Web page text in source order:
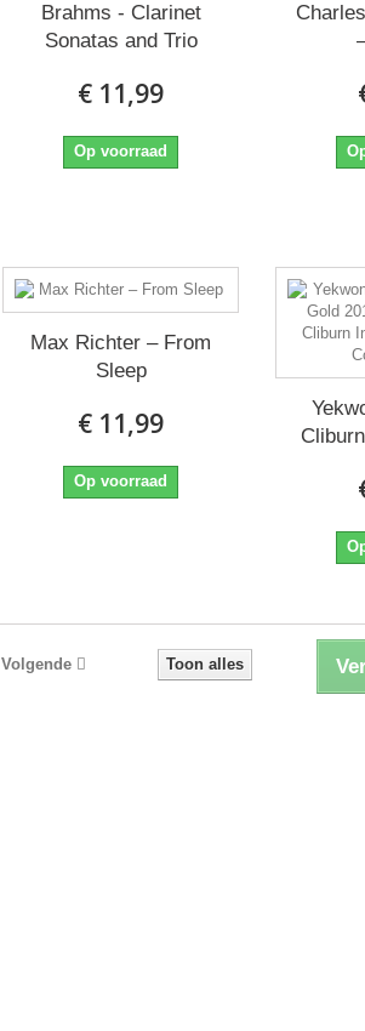
Brahms - Clarinet
Sonatas and Trio
€ 11,99
Op voorraad
Max Richter ‎– From
Sleep
€ 11,99
Op voorraad
Toon alles
Volgende